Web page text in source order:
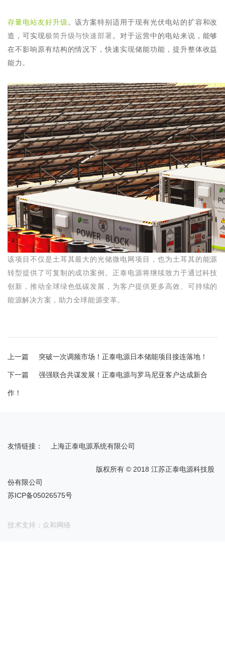
存量电站友好升级 。该方案特别适用于现有光伏电站的扩容和改
造，可实现极简升级与快速部署 。对于运营中的电站来说，能够
在不影响原有结构的情况下，快速实现储能功能，提升整体收益
能力。
该项目不仅是土耳其最大的光储微电网项目，也为土耳其的能源
转型提供了可复制的成功案例 。正泰电源将继续致力于通过科技
创新，推动全球绿色低碳发展，为客户提供更多高效、可持续的
能源解决方案，助力全球能源变革。
上一篇 突破一次调频市场！正泰电源日本储能项目接连落地！
下一篇 强强联合共谋发展！正泰电源与罗马尼亚客户达成新合
作！
友情链接： 上海正泰电源系统有限公司
版权所有 © 2018 江苏正泰电源科技股
份有限公司
苏ICP备05026575号
技术支持：众和网络